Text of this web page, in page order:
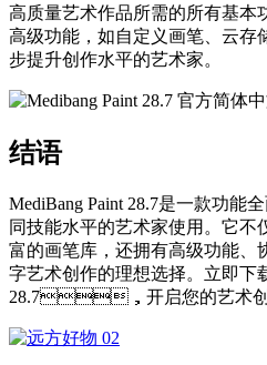
高质量艺术作品所需的所有基本功
高级功能，如自定义画笔、云
步提升创作水平的艺术家。
结语
MediBang Paint 28.7是一款功能全
同技能水平的艺术家使用。它
富的画笔库，还拥有高级功能
字艺术创作的理想选择。立即下
28.7，开启您的艺术创作之